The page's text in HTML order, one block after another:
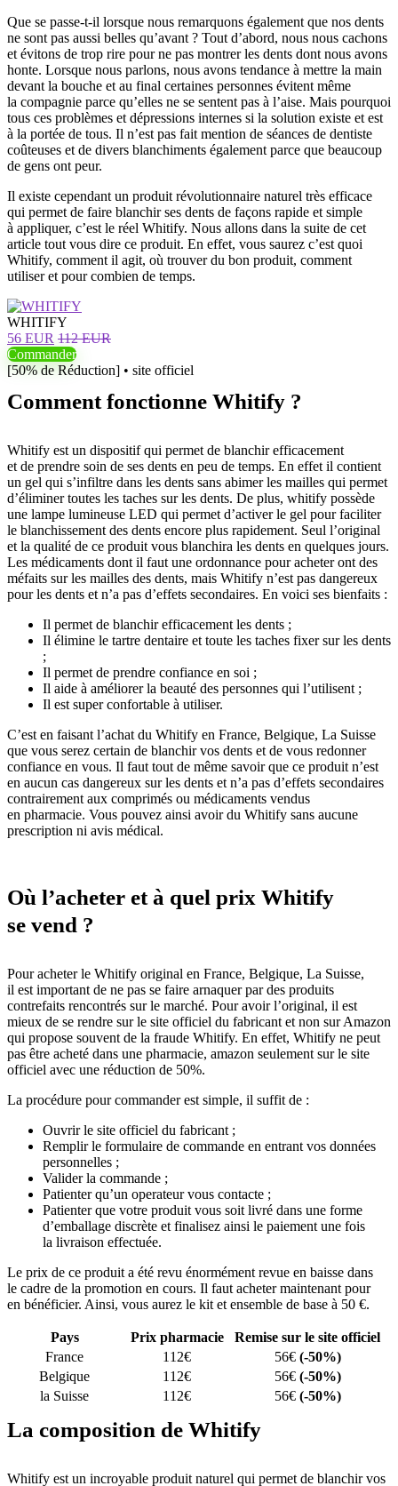
Que se passe-t-il lorsque nous remarquons également que nos dents
ne sont pas aussi belles qu’avant ? Tout d’abord, nous nous cachons
et évitons de trop rire pour ne pas montrer les dents dont nous avons
honte. Lorsque nous parlons, nous avons tendance à mettre la main
devant la bouche et au final certaines personnes évitent même
la compagnie parce qu’elles ne se sentent pas à l’aise. Mais pourquoi
tous ces problèmes et dépressions internes si la solution existe et est
à la portée de tous. Il n’est pas fait mention de séances de dentiste
coûteuses et de divers blanchiments également parce que beaucoup
de gens ont peur.
Il existe cependant un produit révolutionnaire naturel très efficace
qui permet de faire blanchir ses dents de façons rapide et simple
à appliquer, c’est le réel Whitify. Nous allons dans la suite de cet
article tout vous dire ce produit. En effet, vous saurez c’est quoi
Whitify, comment il agit, où trouver du bon produit, comment
utiliser et pour combien de temps.
WHITIFY
56 EUR 112 EUR
Commander
[50% de Réduction] • site officiel
Comment fonctionne Whitify ?
Whitify est un dispositif qui permet de blanchir efficacement
et de prendre soin de ses dents en peu de temps. En effet il contient
un gel qui s’infiltre dans les dents sans abimer les mailles qui permet
d’éliminer toutes les taches sur les dents. De plus, whitify possède
une lampe lumineuse LED qui permet d’activer le gel pour faciliter
le blanchissement des dents encore plus rapidement. Seul l’original
et la qualité de ce produit vous blanchira les dents en quelques jours.
Les médicaments dont il faut une ordonnance pour acheter ont des
méfaits sur les mailles des dents, mais Whitify n’est pas dangereux
pour les dents et n’a pas d’effets secondaires. En voici ses bienfaits :
Il permet de blanchir efficacement les dents ;
Il élimine le tartre dentaire et toute les taches fixer sur les dents
;
Il permet de prendre confiance en soi ;
Il aide à améliorer la beauté des personnes qui l’utilisent ;
Il est super confortable à utiliser.
C’est en faisant l’achat du Whitify en France, Belgique, La Suisse
que vous serez certain de blanchir vos dents et de vous redonner
confiance en vous. Il faut tout de même savoir que ce produit n’est
en aucun cas dangereux sur les dents et n’a pas d’effets secondaires
contrairement aux comprimés ou médicaments vendus
en pharmacie. Vous pouvez ainsi avoir du Whitify sans aucune
prescription ni avis médical.
Où l’acheter et à quel prix Whitify
se vend ?
Pour acheter le Whitify original en France, Belgique, La Suisse,
il est important de ne pas se faire arnaquer par des produits
contrefaits rencontrés sur le marché. Pour avoir l’original, il est
mieux de se rendre sur le site officiel du fabricant et non sur Amazon
qui propose souvent de la fraude Whitify. En effet, Whitify ne peut
pas être acheté dans une pharmacie, amazon seulement sur le site
officiel avec une réduction de 50%.
La procédure pour commander est simple, il suffit de :
Ouvrir le site officiel du fabricant ;
Remplir le formulaire de commande en entrant vos données
personnelles ;
Valider la commande ;
Patienter qu’un operateur vous contacte ;
Patienter que votre produit vous soit livré dans une forme
d’emballage discrète et finalisez ainsi le paiement une fois
la livraison effectuée.
Le prix de ce produit a été revu énormément revue en baisse dans
le cadre de la promotion en cours. Il faut acheter maintenant pour
en bénéficier. Ainsi, vous aurez le kit et ensemble de base à 50 €.
Pays Prix pharmacie
Remise sur le site officiel
France
112€ 56€ (-50%)
Belgique
112€ 56€ (-50%)
la Suisse
112€ 56€ (-50%)
La composition de Whitify
Whitify est un incroyable produit naturel qui permet de blanchir vos